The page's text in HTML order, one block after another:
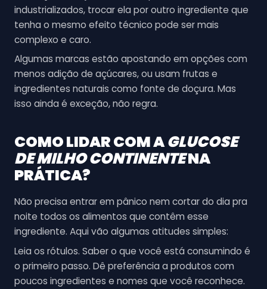
industrializados, trocar ela por outro ingrediente que
tenha o mesmo efeito técnico pode ser mais
complexo e caro.
Algumas marcas estão apostando em opções com
menos adição de açúcares, ou usam frutas e
ingredientes naturais como fonte de doçura. Mas
isso ainda é exceção, não regra.
COMO LIDAR COM AGLUCOSE
DE MILHO CONTINENTENA
PRÁTICA?
Não precisa entrar em pânico nem cortar do dia pra
noite todos os alimentos que contêm esse
ingrediente. Aqui vão algumas atitudes simples:
Leia os rótulos. Saber o que você está consumindo é
o primeiro passo. Dê preferência a produtos com
poucos ingredientes e nomes que você reconhece.